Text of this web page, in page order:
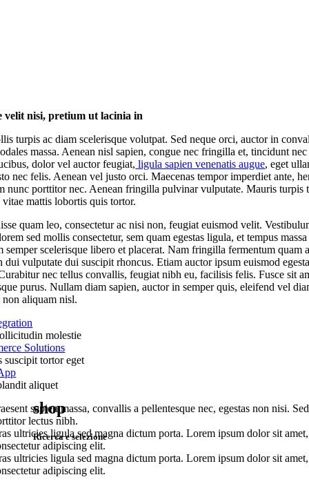
shop
Ricerca e selezione
velit nisi, pretium ut lacinia in
turpis ac diam scelerisque volutpat. Sed neque orci, auctor in
massa. Aenean nisl sapien, congue nec fringilla et, tincidunt nec
dolor vel auctor feugiat, ligula sapien venenatis augue, eget
nec felis. Aenean vel justo orci. Maecenas tempor imperdiet ante,
nunc porttitor nec. Aenean fringilla pulvinar vulputate. Mauris turpis
vitae mattis lobortis quis tortor.
quam leo, consectetur ac nisi non, feugiat euismod velit.
sed mollis consectetur, sem quam egestas ligula, et tempus
semper scelerisque libero et placerat. Nam fringilla fermentum quam
dui vulputate dui suscipit rhoncus. Etiam auctor ipsum euismod
nec tellus convallis, feugiat nibh eu, facilisis felis. Fusce sit
purus. Nullam diam sapien, auctor in semper quis, eleifend vel
non aliquam nisl.
molestie
Solutions
suscipit tortor eget
aliquet
sapien massa, convallis a pellentesque nec, egestas non nisi. Sed
lectus nibh.
ultricies ligula sed magna dictum porta. Lorem ipsum dolor sit amet,
adipiscing elit.
ultricies ligula sed magna dictum porta. Lorem ipsum dolor sit amet,
adipiscing elit.